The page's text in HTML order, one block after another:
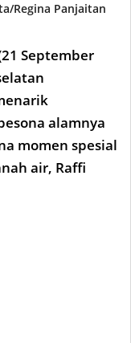
Regina Panjaitan
September
alamnya
momen spesial
air, Raffi